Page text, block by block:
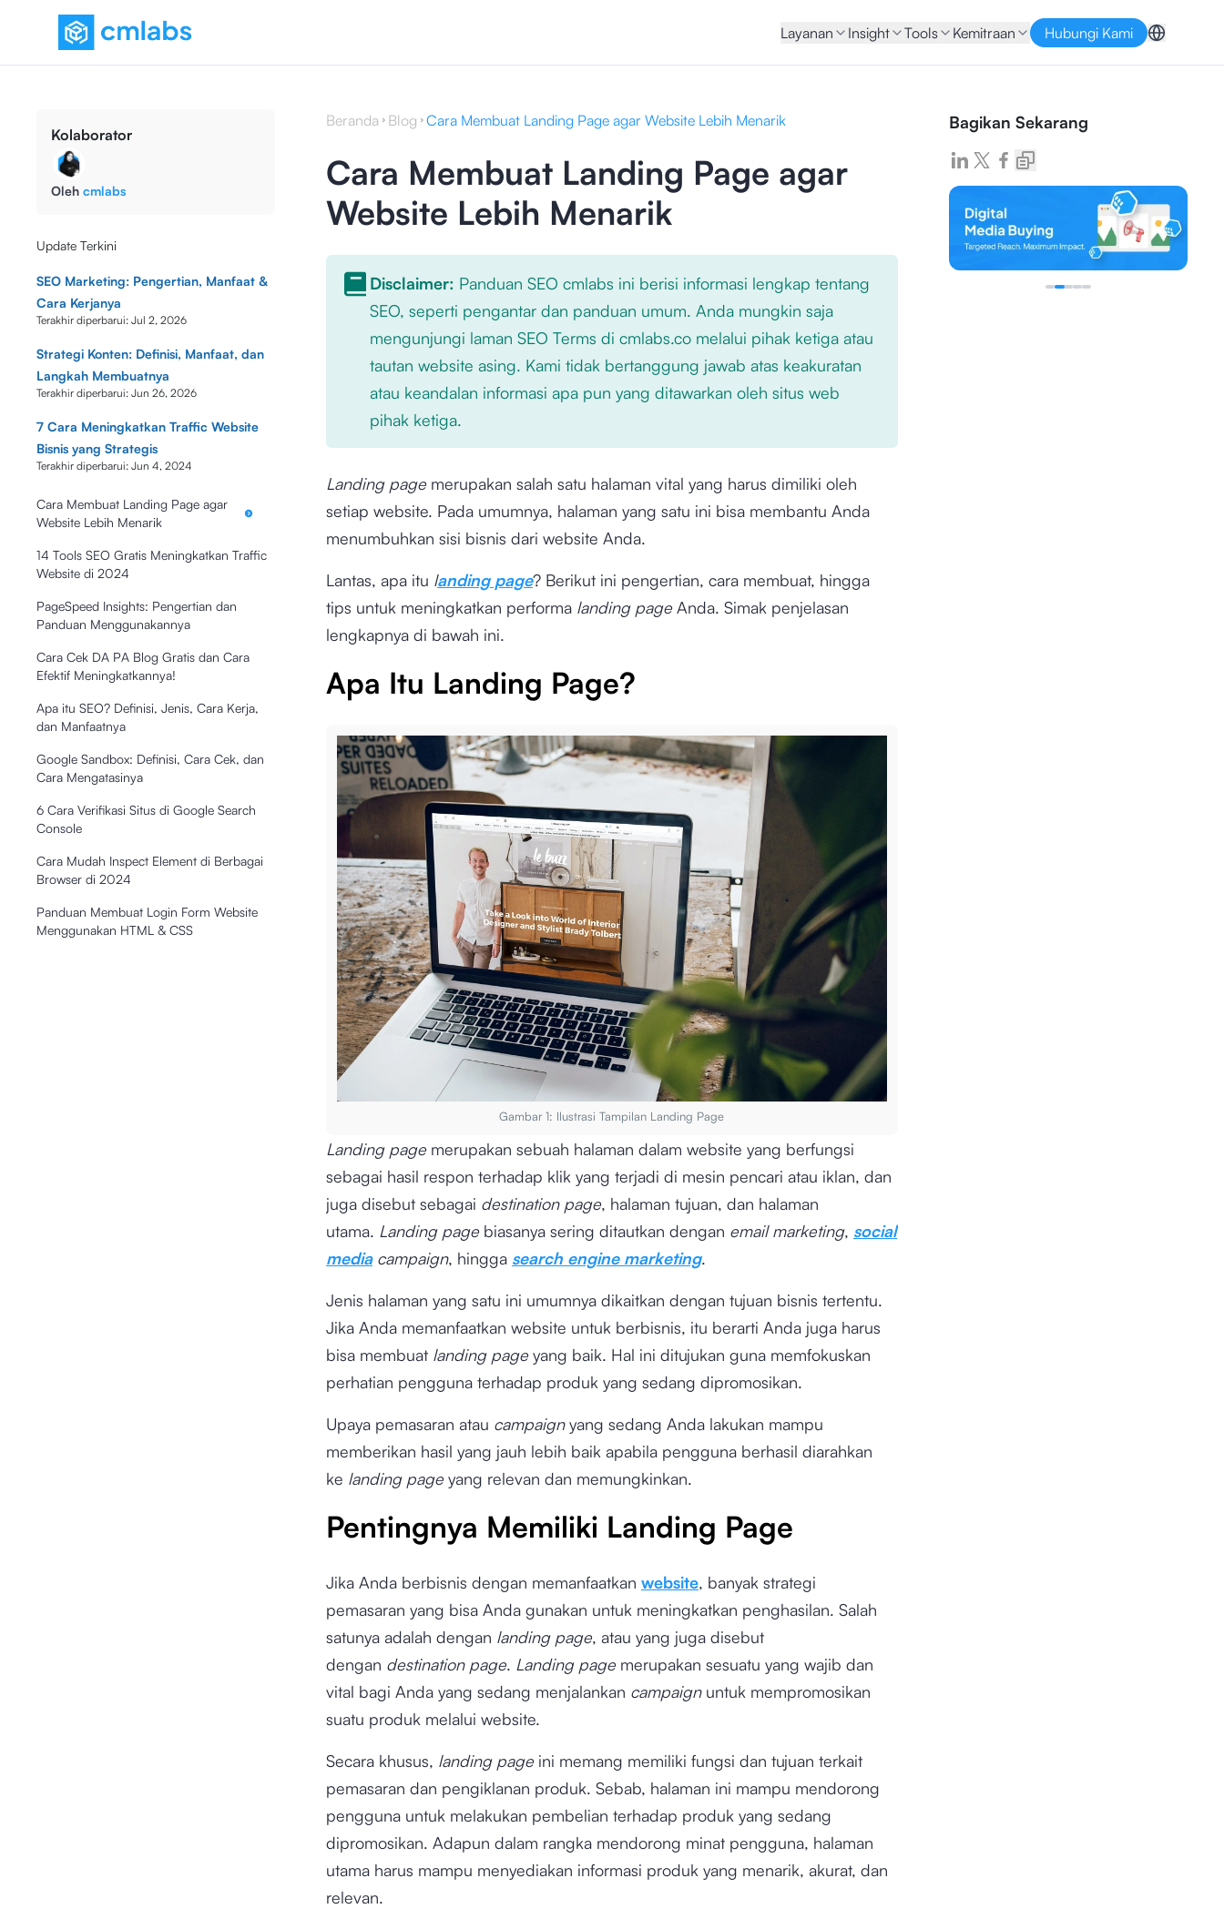
Layanan Insight Tools Kemitraan Hubungi Kami
Kolaborator
Oleh cmlabs
Update Terkini
SEO Marketing: Pengertian, Manfaat &
Cara Kerjanya
Terakhir diperbarui: Jul 2, 2026
Strategi Konten: Definisi, Manfaat, dan
Langkah Membuatnya
Terakhir diperbarui: Jun 26, 2026
7 Cara Meningkatkan Traffic Website
Bisnis yang Strategis
Terakhir diperbarui: Jun 4, 2024
Cara Membuat Landing Page agar
Website Lebih Menarik
14 Tools SEO Gratis Meningkatkan Traffic
Website di 2024
PageSpeed Insights: Pengertian dan
Panduan Menggunakannya
Cara Cek DA PA Blog Gratis dan Cara
Efektif Meningkatkannya!
Apa itu SEO? Definisi, Jenis, Cara Kerja,
dan Manfaatnya
Google Sandbox: Definisi, Cara Cek, dan
Cara Mengatasinya
6 Cara Verifikasi Situs di Google Search
Console
Cara Mudah Inspect Element di Berbagai
Browser di 2024
Panduan Membuat Login Form Website
Menggunakan HTML & CSS
Beranda Blog Cara Membuat Landing Page agar Website Lebih Menarik
Cara Membuat Landing Page agar
Website Lebih Menarik
Disclaimer: Panduan SEO cmlabs ini berisi informasi lengkap tentang
SEO, seperti pengantar dan panduan umum. Anda mungkin saja
mengunjungi laman SEO Terms di cmlabs.co melalui pihak ketiga atau
tautan website asing. Kami tidak bertanggung jawab atas keakuratan
atau keandalan informasi apa pun yang ditawarkan oleh situs web
pihak ketiga.
Landing pagemerupakan salah satu halaman vital yang harus dimiliki oleh
setiap website. Pada umumnya, halaman yang satu ini bisa membantu Anda
menumbuhkan sisi bisnis dari website Anda.
Lantas, apa itu landing page? Berikut ini pengertian, cara membuat, hingga
tips untuk meningkatkan performalanding pageAnda. Simak penjelasan
lengkapnya di bawah ini.
Apa Itu Landing Page?
Gambar 1: Ilustrasi Tampilan Landing Page
Landing pagemerupakan sebuah halaman dalam website yang berfungsi
sebagai hasil respon terhadap klik yang terjadi di mesin pencari atau iklan, dan
juga disebut sebagai destination page, halaman tujuan, dan halaman
utama. Landing pagebiasanya sering ditautkan dengan email marketing, social
mediacampaign, hingga search engine marketing.
Jenis halaman yang satu ini umumnya dikaitkan dengan tujuan bisnis tertentu.
Jika Anda memanfaatkan website untuk berbisnis, itu berarti Anda juga harus
bisa membuatlanding pageyang baik. Hal ini ditujukan guna memfokuskan
perhatian pengguna terhadap produk yang sedang dipromosikan.
Upaya pemasaran atau campaignyang sedang Anda lakukan mampu
memberikan hasil yang jauh lebih baik apabila pengguna berhasil diarahkan
ke landing pageyang relevan dan memungkinkan.
Pentingnya Memiliki Landing Page
Jika Anda berbisnis dengan memanfaatkan website, banyak strategi
pemasaran yang bisa Anda gunakan untuk meningkatkan penghasilan. Salah
satunya adalah dengan landing page, atau yang juga disebut
dengan destination page. Landing pagemerupakan sesuatu yang wajib dan
vital bagi Anda yang sedang menjalankan campaignuntuk mempromosikan
suatu produk melalui website.
Secara khusus, landing pageini memang memiliki fungsi dan tujuan terkait
pemasaran dan pengiklanan produk. Sebab, halaman ini mampu mendorong
pengguna untuk melakukan pembelian terhadap produk yang sedang
dipromosikan. Adapun dalam rangka mendorong minat pengguna, halaman
utama harus mampu menyediakan informasi produk yang menarik, akurat, dan
relevan.
Bagikan Sekarang